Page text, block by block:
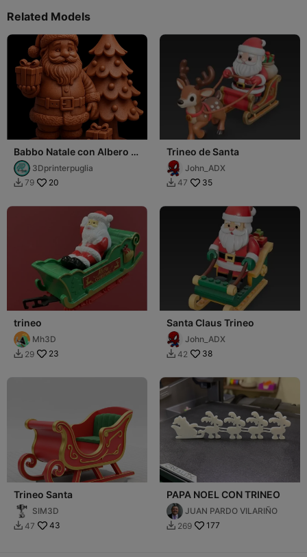
Related Models
Babbo Natale con Albero e
Regali (SANTA CLAUS)
3Dprinterpuglia
 79 20
Trineo de Santa
John_ADX
 47 35
trineo
Mh3D
 29 23
Santa Claus Trineo
John_ADX
 42 38
Trineo Santa
SIM3D
 47 43
PAPA NOEL CON TRINEO
JUAN PARDO VILARIÑO
 269 177